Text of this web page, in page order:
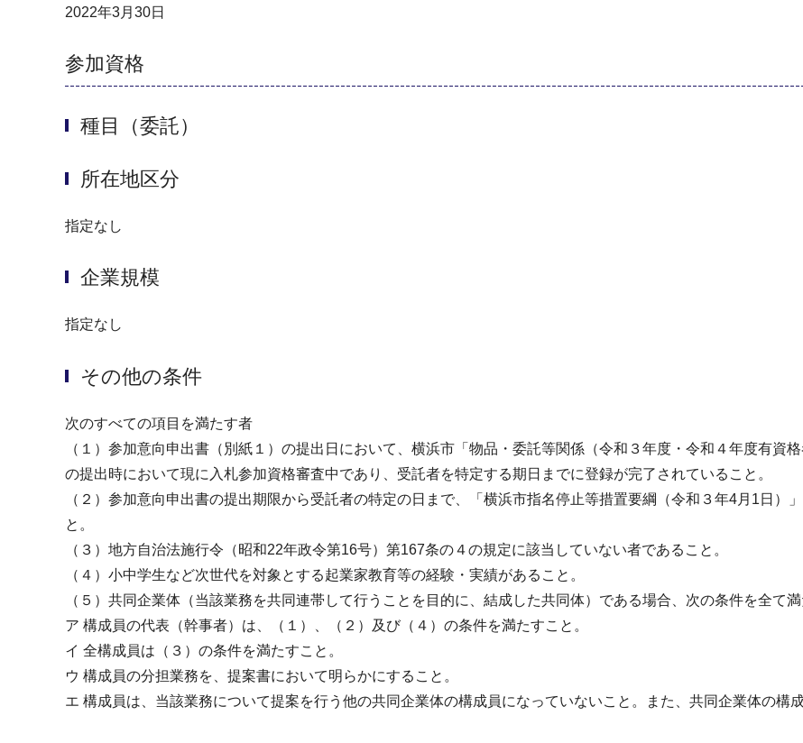
2022年3月30日
参加資格
種目（委託）
所在地区分
指定なし
企業規模
指定なし
その他の条件
次のすべての項目を満たす者
（１）参加意向申出書（別紙１）の提出日において、横浜市「物品・委託等関係（令和３年度・令和４年度有資
の提出時において現に入札参加資格審査中であり、受託者を特定する期日までに登録が完了されていること。
（２）参加意向申出書の提出期限から受託者の特定の日まで、「横浜市指名停止等措置要綱（令和３年4月1日）
と。
（３）地方自治法施行令（昭和22年政令第16号）第167条の４の規定に該当していない者であること。
（４）小中学生など次世代を対象とする起業家教育等の経験・実績があること。
（５）共同企業体（当該業務を共同連帯して行うことを目的に、結成した共同体）である場合、次の条件を全て満
ア 構成員の代表（幹事者）は、（１）、（２）及び（４）の条件を満たすこと。
イ 全構成員は（３）の条件を満たすこと。
ウ 構成員の分担業務を、提案書において明らかにすること。
エ 構成員は、当該業務について提案を行う他の共同企業体の構成員になっていないこと。また、共同企業体の構